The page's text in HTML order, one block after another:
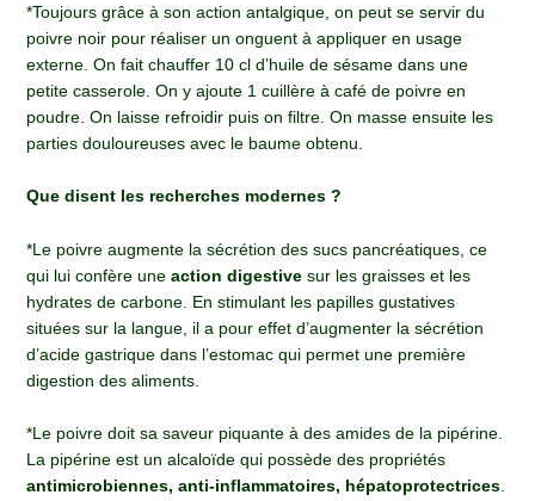
*Toujours grâce à son action antalgique, on peut se servir du
poivre noir pour réaliser un onguent à appliquer en usage
externe. On fait chauffer 10 cl d’huile de sésame dans une
petite casserole. On y ajoute 1 cuillère à café de poivre en
poudre. On laisse refroidir puis on filtre. On masse ensuite les
parties douloureuses avec le baume obtenu.
Que disent les recherches modernes ?
*Le poivre augmente la sécrétion des sucs pancréatiques, ce
qui lui confère uneaction digestive sur les graisses et les
hydrates de carbone. En stimulant les papilles gustatives
situées sur la langue, il a pour effet d’augmenter la sécrétion
d’acide gastrique dans l’estomac qui permet une première
digestion des aliments.
*Le poivre doit sa saveur piquante à des amides de la pipérine.
La pipérine est un alcaloïde qui possède des propriétés
antimicrobiennes, anti-inflammatoires, hépatoprotectrices